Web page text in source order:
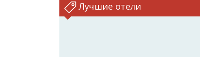
Лучшие отели